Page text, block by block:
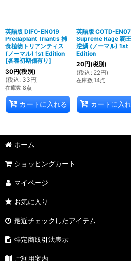
英語版 DIFO-EN019
Predaplant Triantis 捕
食植物トリアンティス
(ノーマル) 1st Edition
[各種初期傷有り]
30円(税別)
(税込 : 33円)
在庫数 8点
カートに入れる
英語版 COTD-
Supreme Rage 覇
逆鱗 (ノーマル) 1st
Edition
20円(税別)
(税込 : 22円)
在庫数 14点
カートに入
ホーム
ショッピングカート
マイページ
お気に入り
最近チェックしたアイテム
特定商取引法表示
ご利用案内